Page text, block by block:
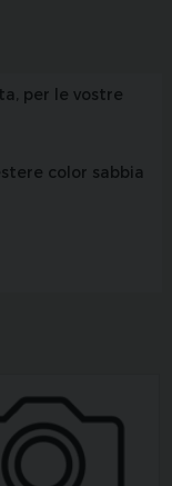
per le vostre
color sabbia